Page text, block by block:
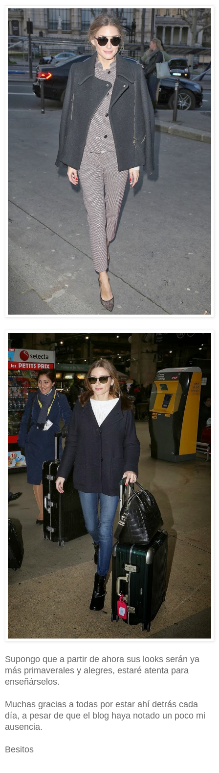
Supongo que a partir de ahora sus looks serán ya
más primaverales y alegres, estaré atenta para
enseñárselos.
Muchas gracias a todas por estar ahí detrás cada
día, a pesar de que el blog haya notado un poco mi
ausencia.
Besitos